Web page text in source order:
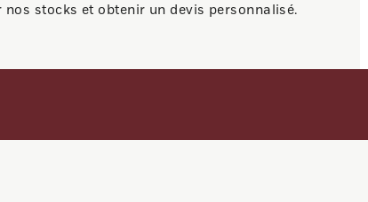
nos stocks et obtenir un devis personnalisé.